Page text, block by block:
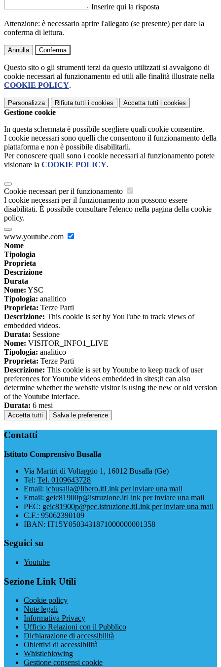
Inserire qui la risposta
Attenzione: è necessario aprire l'allegato (se presente) per dare la
conferma di lettura.
Annulla Conferma
Questo sito o gli strumenti terzi da questo utilizzati si avvalgono di
cookie necessari al funzionamento ed utili alle finalità illustrate nella
COOKIE POLICY.
Personalizza Rifiuta tutti i cookies Accetta tutti i cookies
Gestione cookie
In questa schermata è possibile scegliere quali cookie consentire.
I cookie necessari sono quelli che consentono il funzionamento della
piattaforma e non è possibile disabilitarli.
Per conoscere quali sono i cookie necessari al funzionamento potete
visionare la COOKIE POLICY.
Cookie necessari per il funzionamento
I cookie necessari per il funzionamento non possono essere
disabilitati. È possibile consultare l'elenco nella pagina della cookie
policy.
www.youtube.com
Nome
Tipologia
Proprieta
Descrizione
Durata
Nome: YSC
Tipologia: analitico
Proprieta: Terze Parti
Descrizione: This cookie is set by YouTube to track views of
embedded videos.
Durata: Sessione
Nome: VISITOR_INFO1_LIVE
Tipologia: analitico
Proprieta: Terze Parti
Descrizione: This cookie is set by Youtube to keep track of user
preferences for Youtube videos embedded in sites;it can also
determine whether the website visitor is using the new or old version
of the Youtube interface.
Durata: 6 mesi
Accetta tutti Salva le preferenze
Contatti
Istituto Comprensivo Busalla
Via Martiri di Voltaggio 1, 16012 Busalla (Ge)
Tel: Tel. 0109643728
Email: icbusalla@libero.itLink per inviare una mail
Email: geic81900p@istruzione.itLink per inviare una mail
PEC: geic81900p@pec.istruzione.itLink per inviare una mail
C.F.: 95062390109
IBAN: IT15Y0503431871000000001358
Seguici su
Youtube
Sezione Link Utili
Cookie policy
Note legali
Informativa Privacy
Ufficio Relazioni con il Pubblico
Dichiarazione di accessibilità
Obiettivi di accessibilità
Whistleblowing
Gestione consensi cookie